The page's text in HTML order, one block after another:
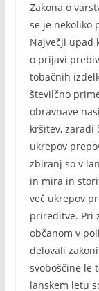
Zakona o
se je nekoliko
Največji upad
o prijavi
tobačnih
številčno
obravnave
kršitev, zaradi
ukrepov
zbiranj so v
in mira in
več ukrepov
prireditve. Pri
občanom v
delovali
svoboščine le
lanskem letu